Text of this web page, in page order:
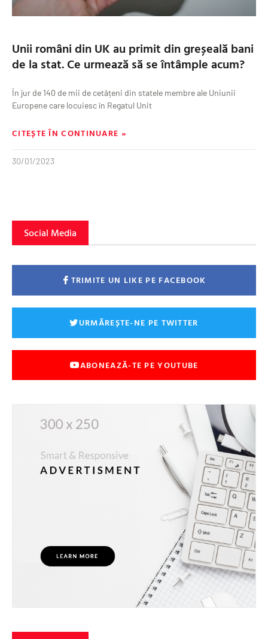
Unii români din UK au primit din greșeală bani
de la stat. Ce urmează să se întâmple acum?
În jur de 140 de mii de cetățeni din statele membre ale Uniunii
Europene care locuiesc în Regatul Unit
CITEȘTE ÎN CONTINUARE »
30/01/2023
Social Media
TRIMITE UN LIKE PE FACEBOOK
URMĂREȘTE-NE PE TWITTER
ABONEAZĂ-TE PE YOUTUBE